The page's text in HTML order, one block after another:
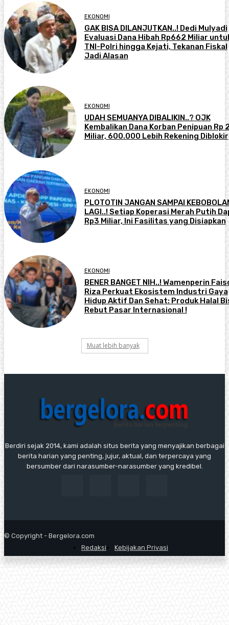
EKONOMI
GAK BISA DILANJUTKAN..! Dedi Mulyadi
Evaluasi Dana Hibah Rp662 Miliar
TNI-Polri hingga Kejati, Tekanan Fiskal
Jadi Alasan
EKONOMI
UDAH SEMUANYA DIBALIKIN..? OJK
Kembalikan Dana Korban Penipuan Rp
Miliar, 600.000 Lebih Rekening Diblokir
EKONOMI
PLOTOTIN JANGAN SAMPAI
LAGI..! Setiap Koperasi Merah Putih
Rp3 Miliar, Ini Fasilitas yang Disiapkan
EKONOMI
BENER BANGET NIH..! Wamenperin
Riza Perkuat Ekosistem Industri Gaya
Hidup Aktif Dan Sehat: Produk Halal
Rebut Pasar Internasional !
Muat lebih banyak
Berdiri sejak 2014, kami adalah situs berita yang menyajikan berbagai
berita harian yang penting, jujur, aktual, dan terpercaya yang
bersumber dari narasumber-narasumber yang kredibel.
© Copyright - Bergelora.com
Redaksi
Kebijakan Privasi